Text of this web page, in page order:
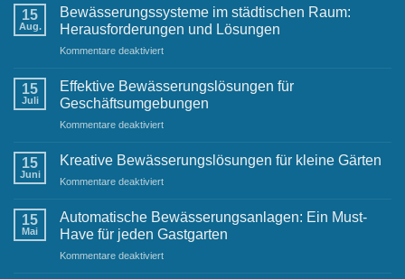
Bewässerung
für
Sportplätze
15
Aug.
Bewässerungssysteme im städtischen Raum:
Herausforderungen und Lösungen
Kommentare deaktiviertfür
städtischen
Raum:
Herausforderungen
Lösungen
15
Juli
Effektive Bewässerungslösungen für
Geschäftsumgebungen
Kommentare deaktiviertfür
Bewässerungslösungen
Geschäftsumgebungen
15
Juni
Kreative Bewässerungslösungen für kleine Gärten
Kommentare deaktiviertfür
Bewässerungslösungen
für
kleine
Gärten
15
Mai
Automatische Bewässerungsanlagen: Ein Must-
Have für jeden Gastgarten
Kommentare deaktiviertfür